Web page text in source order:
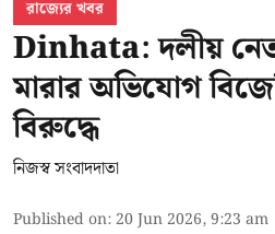
রাজ্যের খবর
Dinhata: দলীয়
মারার অভিযোগ
বিরুদ্ধে
নিজস্ব সংবাদদাতা
Published on: 20 Jun 2026, 9:23 am